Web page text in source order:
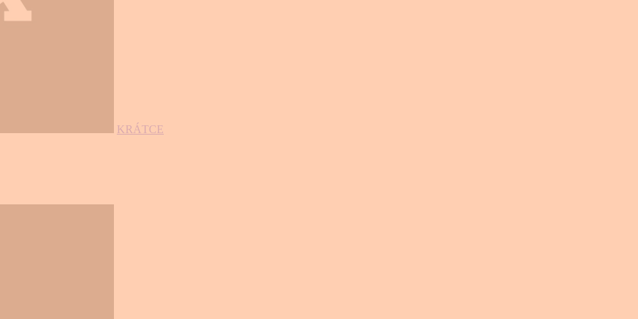
KRÁTCE